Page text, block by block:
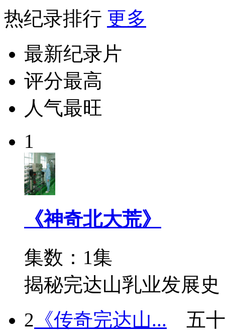
热纪录排行 更多
最新纪录片
评分最高
人气最旺
1
《神奇北大荒》
集数：1集
揭秘完达山乳业发展史
2 《传奇完达山...
五